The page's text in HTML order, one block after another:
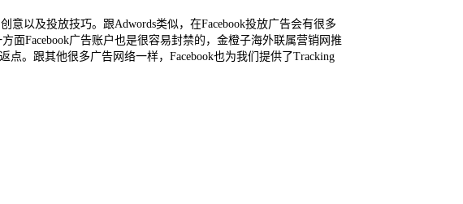
意以及投放技巧。跟Adwords类似，在Facebook投放广告会有很多
面Facebook广告账户也是很容易封禁的，金橙子海外联属营销网推
。跟其他很多广告网络一样，Facebook也为我们提供了Tracking